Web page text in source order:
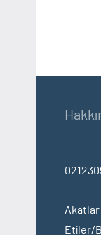
Akatlar
Etiler/